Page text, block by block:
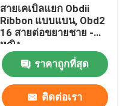
สายเคเบิลแยก Obdii
Ribbon แบบแบน, Obd2
16 สายต่อขยายชาย -
หญิง
ราคาถูกที่สุด
ติดต่อเรา